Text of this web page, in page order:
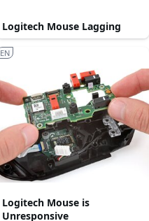
Logitech Mouse Lagging
Logitech Mouse is
Unresponsive
EN